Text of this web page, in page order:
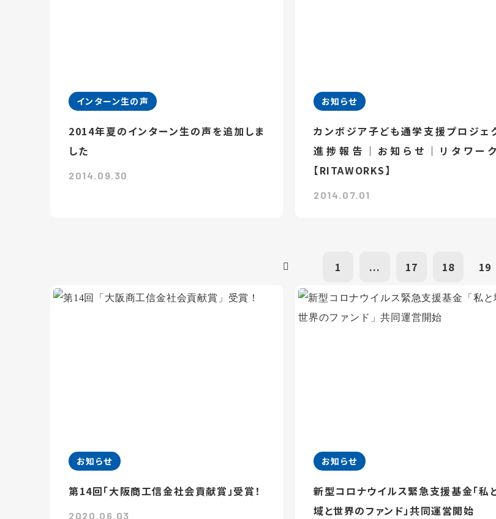
インターン生の声
2014年夏のインターン生の声を追加しま
した
2014.09.30
お知らせ
カンボジア子ども通学支援プロジェ
進捗報告｜お知らせ｜リタワー
【RITAWORKS】
2014.07.01
1 ... 17 18 19
お知らせ
第14回「大阪商工信金社会貢献賞」受賞！
2020.06.03
お知らせ
新型コロナウイルス緊急支援基金「私
域と世界のファンド」共同運営開始